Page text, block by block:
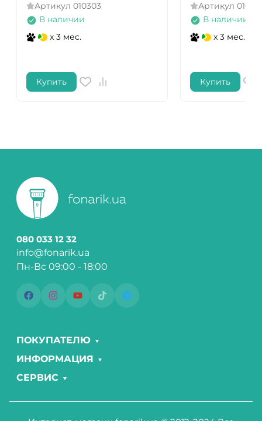
Артикул 010303
В наличии
x 3 мес.
Купить
Артикул
В наличии
x 3 мес.
Купить
080 033 12 32
info@fonarik.ua
Пн-Вс 09:00 - 18:00
ПОКУПАТЕЛЮ
ИНФОРМАЦИЯ
СЕРВИС